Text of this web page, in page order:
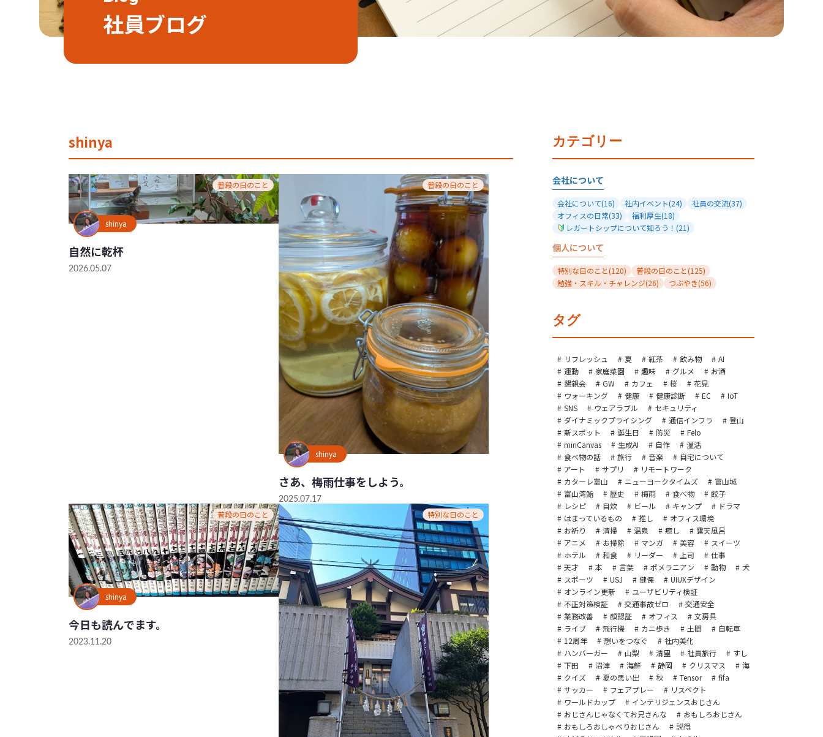
社員ブログ
shinya
普段の日のこと
shinya
自然に乾杯
2026.05.07
普段の日のこと
shinya
さあ、梅雨仕事をしよう。
2025.07.17
普段の日のこと
shinya
今日も読んでます。
2023.11.20
特別な日のこと
カテゴリー
会社について
会社について(16) 社内イベント(24) 社員の交流(37)
オフィスの日常(33) 福利厚生(18)
レガートシップについて知ろう！ (21)
個人について
特別な日のこと(120) 普段の日のこと(125)
勉強・スキル・チャレンジ(26) つぶやき(56)
タグ
リフレッシュ 夏 紅茶 飲み物
AI
運動
家庭菜園 趣味 グルメ
お酒
懇親会
GW カフェ 桜
花見
ウォーキング
健康 健康診断 EC
IoT
SNS
ウェアラブル
セキュリティ
ダイナミックプライシング
通信インフラ
登山
新スポット
誕生日 防災
Felo
miriCanvas
生成AI 自作
温活
食べ物の話
旅行 音楽
自宅について
アート
サプリ
リモートワーク
カターレ富山
ニューヨークタイムズ
富山城
富山湾鮨
歴史 梅雨 食べ物
餃子
レシピ
自炊 ビール キャンプ
ドラマ
はまっているもの
推し
オフィス環境
お祈り
清掃 温泉 癒し
露天風呂
アニメ
お掃除 マンガ 美容
スイーツ
ホテル
和食 リーダー 上司
仕事
天才
本 言葉 ポメラニアン 動物
犬
スポーツ
USJ 健保
UIUXデザイン
オンライン更新
ユーザビリティ検証
不正対策検証
交通事故ゼロ
交通安全
業務改善
顔認証 オフィス
文房具
ライブ
飛行機 カニ歩き 土間
自転車
12周年
想いをつなぐ
社内美化
ハンバーガー
山梨 清里 社員旅行
すし
下田
沼津 海鮮 静岡 クリスマス
海
クイズ
夏の思い出 秋 Tensor
fifa
サッカー
フェアプレー
リスペクト
ワールドカップ
インテリジェンスおじさん
おじさんじゃなくてお兄さんな
おもしろおじさん
おもしろおしゃべりおじさん
説得